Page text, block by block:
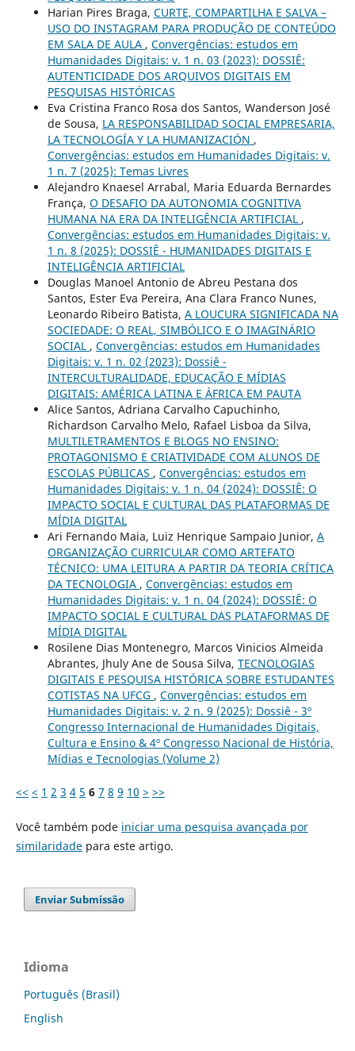
Harian Pires Braga, CURTE, COMPARTILHA E SALVA –
USO DO INSTAGRAM PARA PRODUÇÃO DE CONTEÚDO
EM SALA DE AULA , Convergências: estudos em
Humanidades Digitais: v. 1 n. 03 (2023): DOSSIÊ:
AUTENTICIDADE DOS ARQUIVOS DIGITAIS EM
PESQUISAS HISTÓRICAS
Eva Cristina Franco Rosa dos Santos, Wanderson José
de Sousa, LA RESPONSABILIDAD SOCIAL EMPRESARIA,
LA TECNOLOGÍA Y LA HUMANIZACIÓN ,
Convergências: estudos em Humanidades Digitais: v.
1 n. 7 (2025): Temas Livres
Alejandro Knaesel Arrabal, Maria Eduarda Bernardes
França, O DESAFIO DA AUTONOMIA COGNITIVA
HUMANA NA ERA DA INTELIGÊNCIA ARTIFICIAL ,
Convergências: estudos em Humanidades Digitais: v.
1 n. 8 (2025): DOSSIÊ - HUMANIDADES DIGITAIS E
INTELIGÊNCIA ARTIFICIAL
Douglas Manoel Antonio de Abreu Pestana dos
Santos, Ester Eva Pereira, Ana Clara Franco Nunes,
Leonardo Ribeiro Batista, A LOUCURA SIGNIFICADA NA
SOCIEDADE: O REAL, SIMBÓLICO E O IMAGINÁRIO
SOCIAL , Convergências: estudos em Humanidades
Digitais: v. 1 n. 02 (2023): Dossiê -
INTERCULTURALIDADE, EDUCAÇÃO E MÍDIAS
DIGITAIS: AMÉRICA LATINA E ÁFRICA EM PAUTA
Alice Santos, Adriana Carvalho Capuchinho,
Richardson Carvalho Melo, Rafael Lisboa da Silva,
MULTILETRAMENTOS E BLOGS NO ENSINO:
PROTAGONISMO E CRIATIVIDADE COM ALUNOS DE
ESCOLAS PÚBLICAS , Convergências: estudos em
Humanidades Digitais: v. 1 n. 04 (2024): DOSSIÊ: O
IMPACTO SOCIAL E CULTURAL DAS PLATAFORMAS DE
MÍDIA DIGITAL
Ari Fernando Maia, Luiz Henrique Sampaio Junior, A
ORGANIZAÇÃO CURRICULAR COMO ARTEFATO
TÉCNICO: UMA LEITURA A PARTIR DA TEORIA CRÍTICA
DA TECNOLOGIA , Convergências: estudos em
Humanidades Digitais: v. 1 n. 04 (2024): DOSSIÊ: O
IMPACTO SOCIAL E CULTURAL DAS PLATAFORMAS DE
MÍDIA DIGITAL
Rosilene Dias Montenegro, Marcos Vinicios Almeida
Abrantes, Jhuly Ane de Sousa Silva, TECNOLOGIAS
DIGITAIS E PESQUISA HISTÓRICA SOBRE ESTUDANTES
COTISTAS NA UFCG , Convergências: estudos em
Humanidades Digitais: v. 2 n. 9 (2025): Dossiê - 3º
Congresso Internacional de Humanidades Digitais,
Cultura e Ensino & 4º Congresso Nacional de História,
Mídias e Tecnologias (Volume 2)
<< < 1 2 3 4 5 6 7 8 9 10 > >>
Você também pode iniciar uma pesquisa avançada por
similaridadepara este artigo.
Enviar Submissão
Idioma
Português (Brasil)
English